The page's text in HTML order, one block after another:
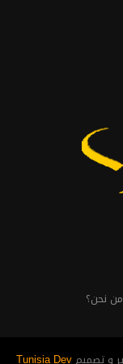
من نحن؟
Tunisia Dev